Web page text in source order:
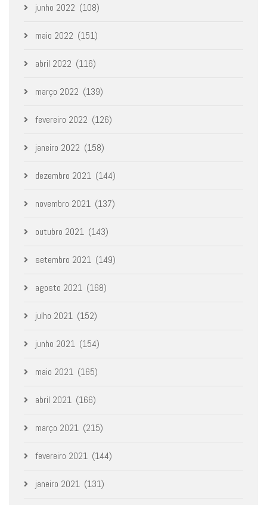
junho 2022 (108)
maio 2022 (151)
abril 2022 (116)
março 2022 (139)
fevereiro 2022 (126)
janeiro 2022 (158)
dezembro 2021 (144)
novembro 2021 (137)
outubro 2021 (143)
setembro 2021 (149)
agosto 2021 (168)
julho 2021 (152)
junho 2021 (154)
maio 2021 (165)
abril 2021 (166)
março 2021 (215)
fevereiro 2021 (144)
janeiro 2021 (131)